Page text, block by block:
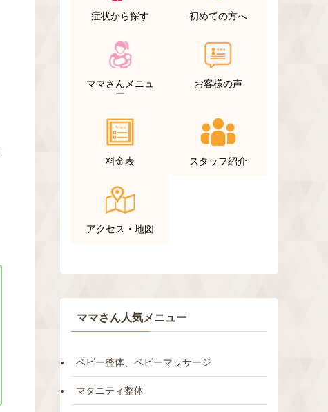
症状から探す 初めての方へ
ママさんメニュ
ー
お客様の声
料金表 スタッフ紹介
アクセス・地図
ママさん人気メニュー
ベビー整体、ベビーマッサージ
マタニティ整体